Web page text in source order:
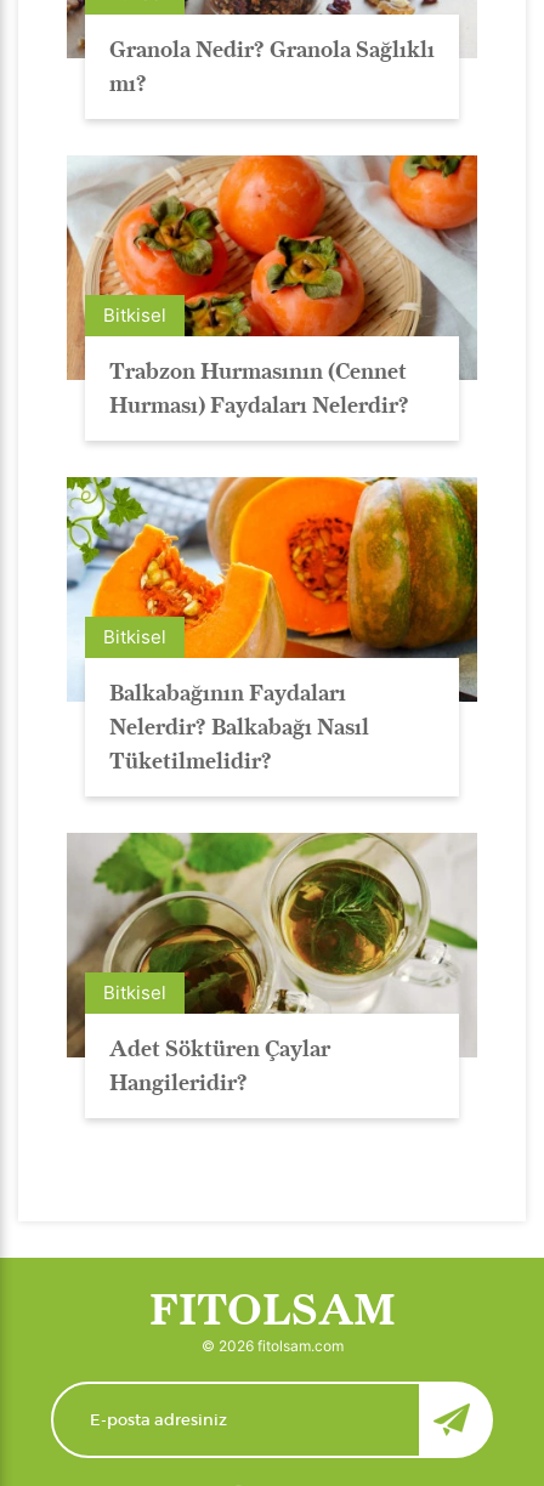
Granola Nedir? Granola Sağlıklı
mı?
Bitkisel
Trabzon Hurmasının (Cennet
Hurması) Faydaları Nelerdir?
Bitkisel
Balkabağının Faydaları
Nelerdir? Balkabağı Nasıl
Tüketilmelidir?
Bitkisel
Adet Söktüren Çaylar
Hangileridir?
FITOLSAM
© 2026 fitolsam.com